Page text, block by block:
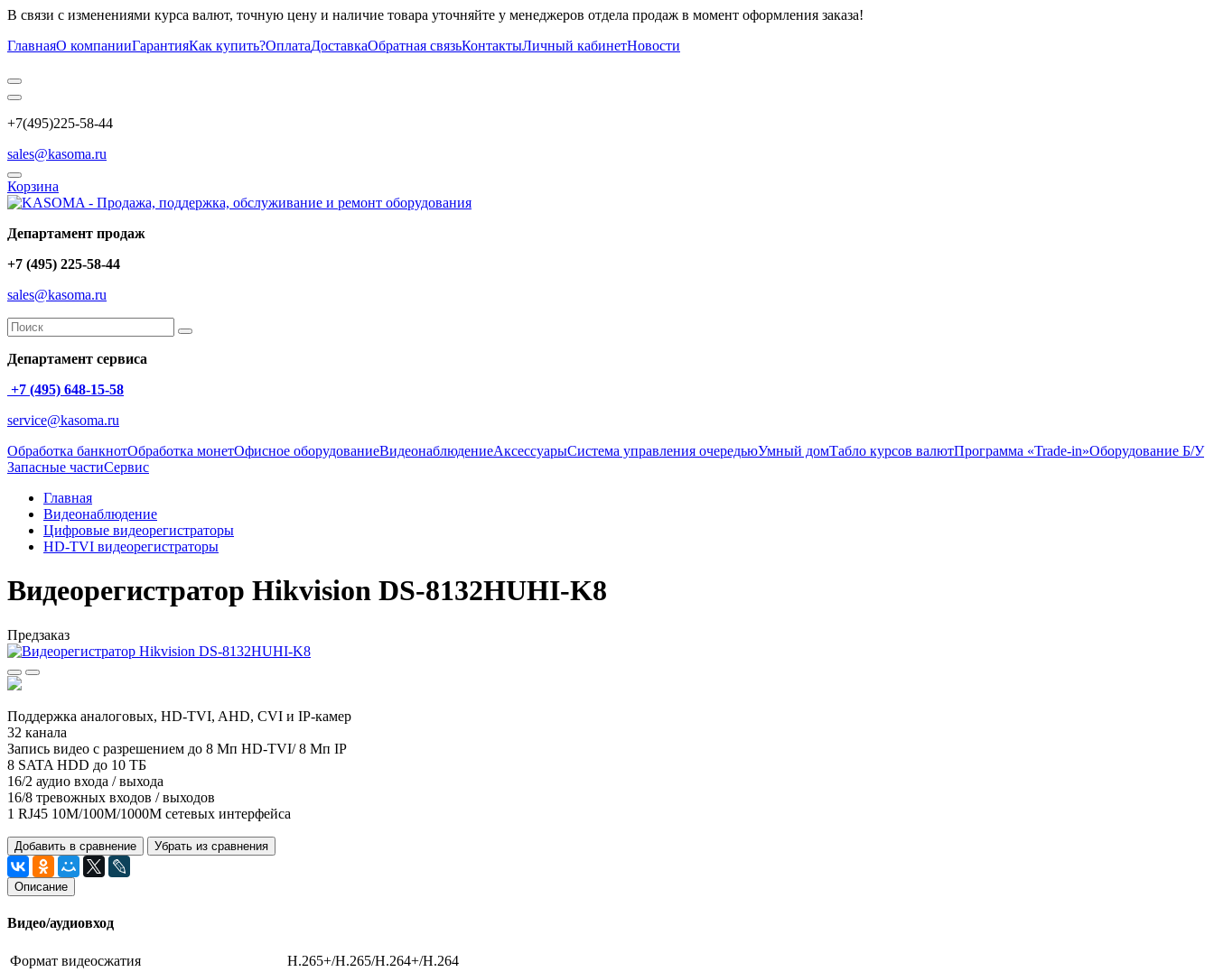
В связи с изменениями курса валют, точную цену и наличие товара уточняйте у менеджеров отдела продаж в момент оформления заказа!
ГлавнаяО компанииГарантияКак купить?ОплатаДоставкаОбратная связьКонтактыЛичный кабинетНовости
+7(495)225-58-44
sales@kasoma.ru
Корзина
Департамент продаж
+7 (495) 225-58-44
sales@kasoma.ru
Департамент сервиса
+7 (495) 648-15-58
service@kasoma.ru
Обработка банкнотОбработка монетОфисное оборудованиеВидеонаблюдениеАксессуарыСистема управления очередьюУмный домТабло курсов валютПрограмма «Trade-in»Оборудование Б/У
Запасные частиСервис
Главная
Видеонаблюдение
Цифровые видеорегистраторы
HD-TVI видеорегистраторы
Видеорегистратор Hikvision DS-8132HUHI-K8
Предзаказ
Поддержка аналоговых, HD-TVI, AHD, CVI и IP-камер
32 канала
Запись видео с разрешением до 8 Мп HD-TVI/ 8 Мп IP
8 SATA HDD до 10 ТБ
16/2 аудио входа / выхода
16/8 тревожных входов / выходов
1 RJ45 10M/100M/1000М сетевых интерфейса
Добавить в сравнение Убрать из сравнения
Описание
Видео/аудиовход
Формат видеосжатия
H.265+/H.265/H.264+/H.264